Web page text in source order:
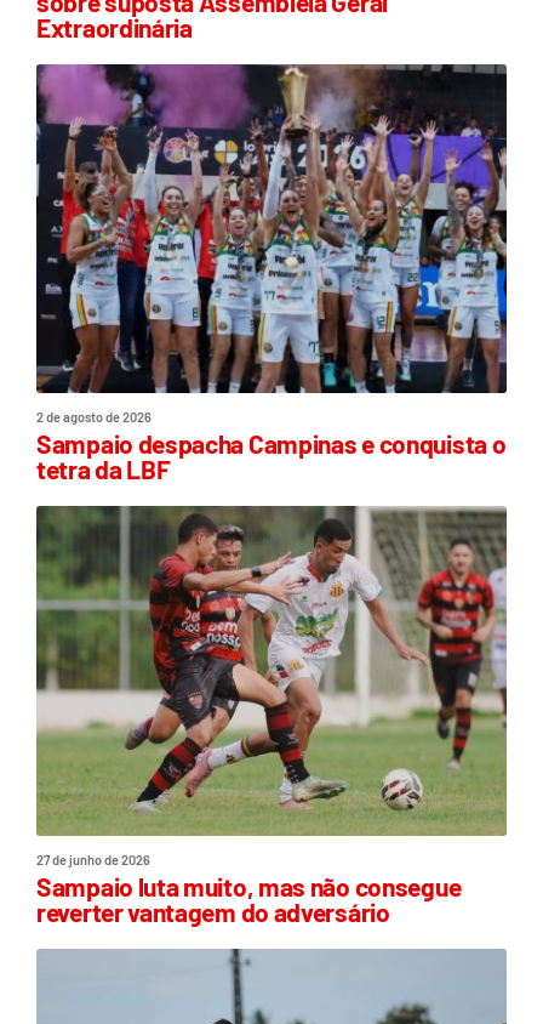
Extraordinária
2 de agosto de 2026
Sampaio despacha Campinas e conquista o
tetra da LBF
27 de junho de 2026
Sampaio luta muito, mas não consegue
reverter vantagem do adversário